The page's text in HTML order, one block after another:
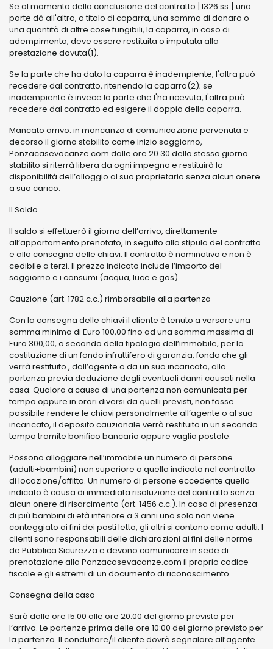
Se al momento della conclusione del contratto [1326 ss.] una
parte dà all'altra, a titolo di caparra, una somma di danaro o
una quantità di altre cose fungibili, la caparra, in caso di
adempimento, deve essere restituita o imputata alla
prestazione dovuta(1).
Se la parte che ha dato la caparra è inadempiente, l'altra può
recedere dal contratto, ritenendo la caparra(2); se
inadempiente è invece la parte che l'ha ricevuta, l'altra può
recedere dal contratto ed esigere il doppio della caparra.
Mancato arrivo: in mancanza di comunicazione pervenuta e
decorso il giorno stabilito come inizio soggiorno,
Ponzacasevacanze.com dalle ore 20.30 dello stesso giorno
stabilito si riterrà libera da ogni impegno e restituirà la
disponibilità dell’alloggio al suo proprietario senza alcun onere
a suo carico.
Il Saldo
Il saldo si effettuerò il giorno dell’arrivo, direttamente
all’appartamento prenotato, in seguito alla stipula del contratto
e alla consegna delle chiavi. Il contratto è nominativo e non è
cedibile a terzi. Il prezzo indicato include l’importo del
soggiorno e i consumi (acqua, luce e gas).
Cauzione (art. 1782 c.c.) rimborsabile alla partenza
Con la consegna delle chiavi il cliente è tenuto a versare una
somma minima di Euro 100,00 fino ad una somma massima di
Euro 300,00, a secondo della tipologia dell’immobile, per la
costituzione di un fondo infruttifero di garanzia, fondo che gli
verrà restituito , dall’agente o da un suo incaricato, alla
partenza previa deduzione degli eventuali danni causati nella
casa. Qualora a causa di una partenza non comunicata per
tempo oppure in orari diversi da quelli previsti, non fosse
possibile rendere le chiavi personalmente all’agente o al suo
incaricato, il deposito cauzionale verrà restituito in un secondo
tempo tramite bonifico bancario oppure vaglia postale.
Possono alloggiare nell’immobile un numero di persone
(adulti+bambini) non superiore a quello indicato nel contratto
di locazione/affitto. Un numero di persone eccedente quello
indicato è causa di immediata risoluzione del contratto senza
alcun onere di risarcimento (art. 1456 c.c.). In caso di presenza
di più bambini di età inferiore a 3 anni uno solo non viene
conteggiato ai fini dei posti letto, gli altri si contano come adulti. I
clienti sono responsabili delle dichiarazioni ai fini delle norme
de Pubblica Sicurezza e devono comunicare in sede di
prenotazione alla Ponzacasevacanze.com il proprio codice
fiscale e gli estremi di un documento di riconoscimento.
Consegna della casa
Sarà dalle ore 15:00 alle ore 20:00 del giorno previsto per
l’arrivo. Le partenze prima delle ore 10:00 del giorno previsto per
la partenza. Il conduttore/il cliente dovrà segnalare all’agente